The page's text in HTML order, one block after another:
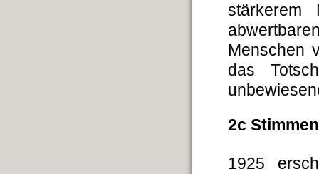
stärkerem
Menschen
das
2c
1925